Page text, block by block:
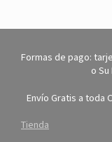
Formas de pago:
o
Envío Gratis a toda
Tienda